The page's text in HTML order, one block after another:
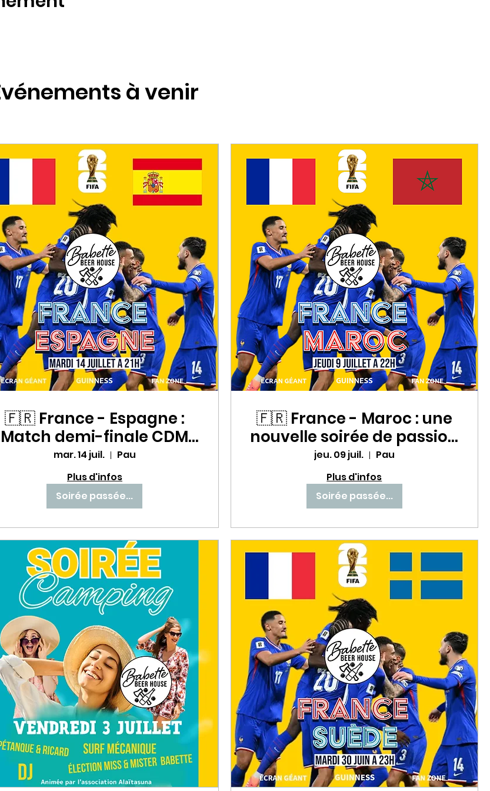
à venir
🇫🇷 France - Espagne :
Match demi-finale CDM
un choc à ne pas
manquer au Babette Beer
House ! ⚽🔥
mar. 14 juil.
Pau
Plus d'infos
Soirée passée...
🇫🇷 France - Maroc : une
nouvelle soirée de passion
avec les Bleus au Babette
Beer House ! ⚽🔥
jeu. 09 juil.
Pau
Plus d'infos
Soirée passée...